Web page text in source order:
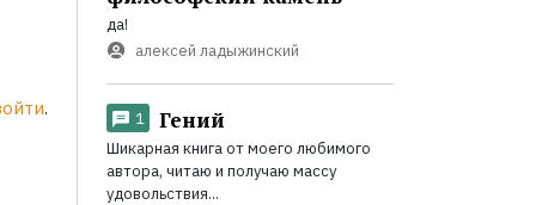
.
да!
алексей ладыжинский
1 Гений
Шикарная книга от моего любимого
автора, читаю и получаю массу
удовольствия...